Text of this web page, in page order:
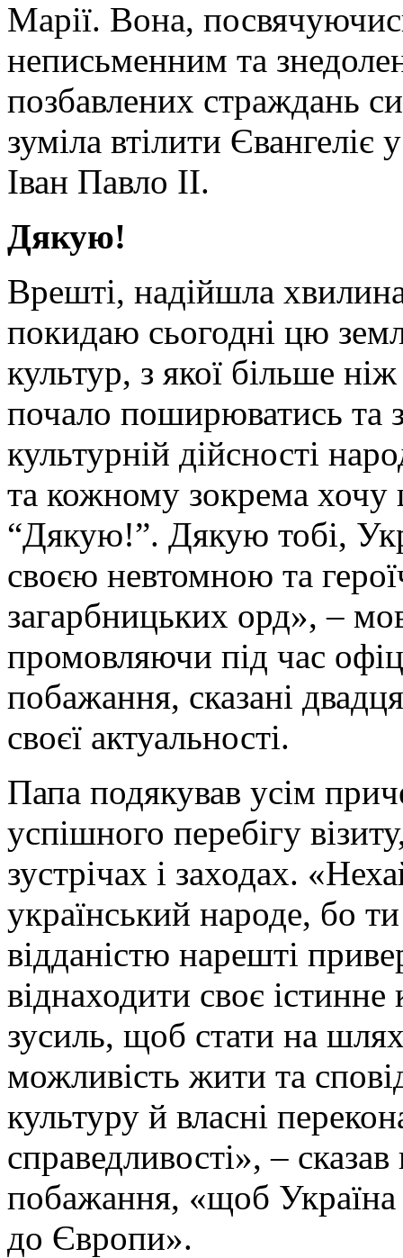
Марії. Вона,
неписьменним та
позбавлених страждань
зуміла втілити
Іван Павло ІІ.
Дякую!
Врешті, надійшла
покидаю сьогодні цю
культур, з якої більше
почало поширюватись та
культурній дійсності
та кожному зокрема
“Дякую!”. Дякую тобі,
своєю невтомною та
загарбницьких орд», –
промовляючи під час
побажання, сказані
своєї актуальності.
Папа подякував усім
успішного перебігу
зустрічах і заходах.
український народе, бо
відданістю нарешті
віднаходити своє
зусиль, щоб стати на
можливість жити та
культуру й власні
справедливості», –
побажання, «щоб
до Європи».